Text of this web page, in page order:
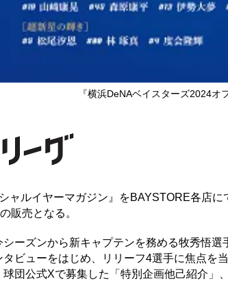
『横浜DeNAベイスターズ2024
ルイヤーマガジン』をBAYSTORE各店に
販売となる。
ーズンから新キャプテンを務める牧秀悟選
ビューをはじめ、リリーフ4選手に焦点を
団公式Xで募集した「特別企画他己紹介」